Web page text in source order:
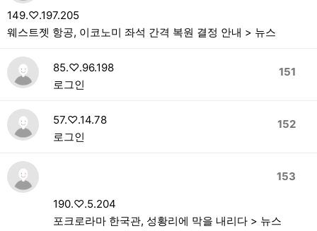
149.♡.197.205
웨스트젯 항공, 이코노미 좌석 간격 복원 결정 안내 > 뉴스
151
85.♡.96.198
로그인
152
57.♡.14.78
로그인
153
190.♡.5.204
포크로라마 한국관, 성황리에 막을 내리다 > 뉴스